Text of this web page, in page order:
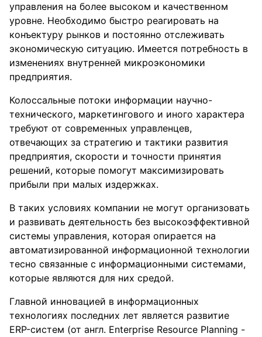
управления на более высоком и качественном
уровне. Необходимо быстро реагировать на
конъектуру рынков и постоянно отслеживать
экономическую ситуацию. Имеется потребность в
изменениях внутренней микроэкономики
предприятия.
Колоссальные потоки информации научно-
технического, маркетингового и иного характера
требуют от современных управленцев,
отвечающих за стратегию и тактики развития
предприятия, скорости и точности принятия
решений, которые помогут максимизировать
прибыли при малых издержках.
В таких условиях компании не могут организовать
и развивать деятельность без высокоэффективной
системы управления, которая опирается на
автоматизированной информационной технологии
тесно связанные с информационными системами,
которые являются для них средой.
Главной инновацией в информационных
технологиях последних лет является развитие
ERP-систем (от англ. Enterprise Resource Planning -